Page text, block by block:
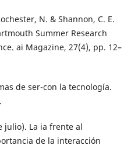
N. & Shannon, C. E.
Summer Research
ai Magazine, 27(4), pp. 12–
de ser-con la tecnología.
julio). La ia frente al
de la interacción